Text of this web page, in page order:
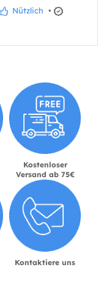
Nützlich •
Kostenloser
Versand ab 75€
Kontaktiere uns